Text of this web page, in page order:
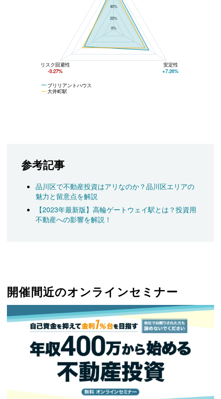
40%
20%
0%
ブリリアントハウス
大井町駅
リスク回避性
-3.27%
安定性
+7.26%
参考記事
品川区で不動産投資はアリなのか？品川区エリアの
魅力と留意点を解説
【2023年最新版】高輪ゲートウェイ駅とは？投資用
不動産への影響を解説！
開催間近のオンラインセミナー